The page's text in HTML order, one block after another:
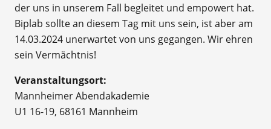
der uns in unserem Fall begleitet und empowert hat.
Biplab sollte an diesem Tag mit uns sein, ist aber am
14.03.2024 unerwartet von uns gegangen. Wir ehren
sein Vermächtnis!
Veranstaltungsort:
Mannheimer Abendakademie
U1 16-19, 68161 Mannheim